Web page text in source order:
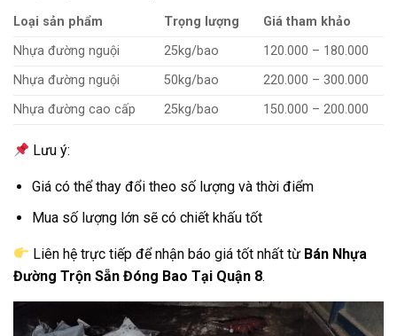
Loại sản phẩm Trọng lượng
Giá tham khảo
Nhựa đường nguội
25kg/bao
120.000 – 180.000
Nhựa đường nguội
50kg/bao
220.000 – 300.000
Nhựa đường cao cấp
25kg/bao 150.000 – 200.000
Lưu ý:
Giá có thể thay đổi theo số lượng và thời điểm
Mua số lượng lớn sẽ có chiết khấu tốt
Liên hệ trực tiếp để nhận báo giá tốt nhất từ Bán Nhựa
Đường Trộn Sẵn Đóng Bao Tại Quận 8.